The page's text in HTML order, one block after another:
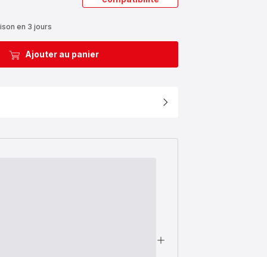
en 3 jours
Ajouter au panier